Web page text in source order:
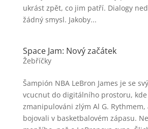
ukrást zpět, co jim patří. Dialogy
žádný smysl. Jakoby...
Space Jam: Nový začátek
Žebříčky
Šampión NBA LeBron James je se
vcucnut do digitálního prostoru,
zmanipulováni zlým Al G.
bojovali v basketbalovém zápasu.